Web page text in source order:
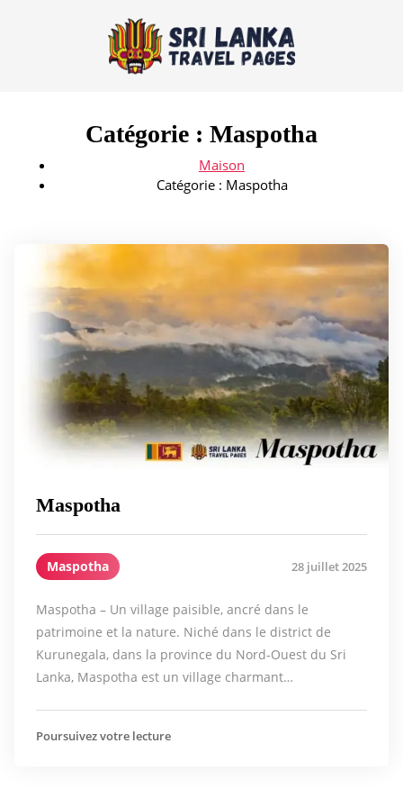
Catégorie : Maspotha
Maison
Catégorie : Maspotha
Maspotha
Maspotha 28 juillet 2025
Maspotha – Un village paisible, ancré dans le
patrimoine et la nature. Niché dans le district de
Kurunegala, dans la province du Nord-Ouest du Sri
Lanka, Maspotha est un village charmant…
Poursuivez votre lecture